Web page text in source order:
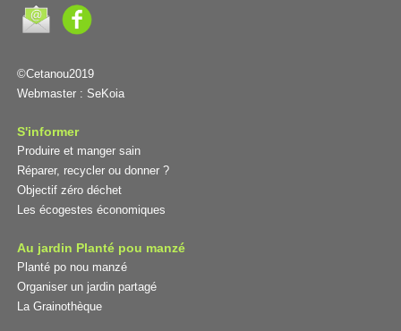
©Cetanou2019
Webmaster : SeKoia
S'informer
Produire et manger sain
Réparer, recycler ou donner ?
Objectif zéro déchet
Les écogestes économiques
Au jardin Planté pou manzé
Planté po nou manzé
Organiser un jardin partagé
La Grainothèque